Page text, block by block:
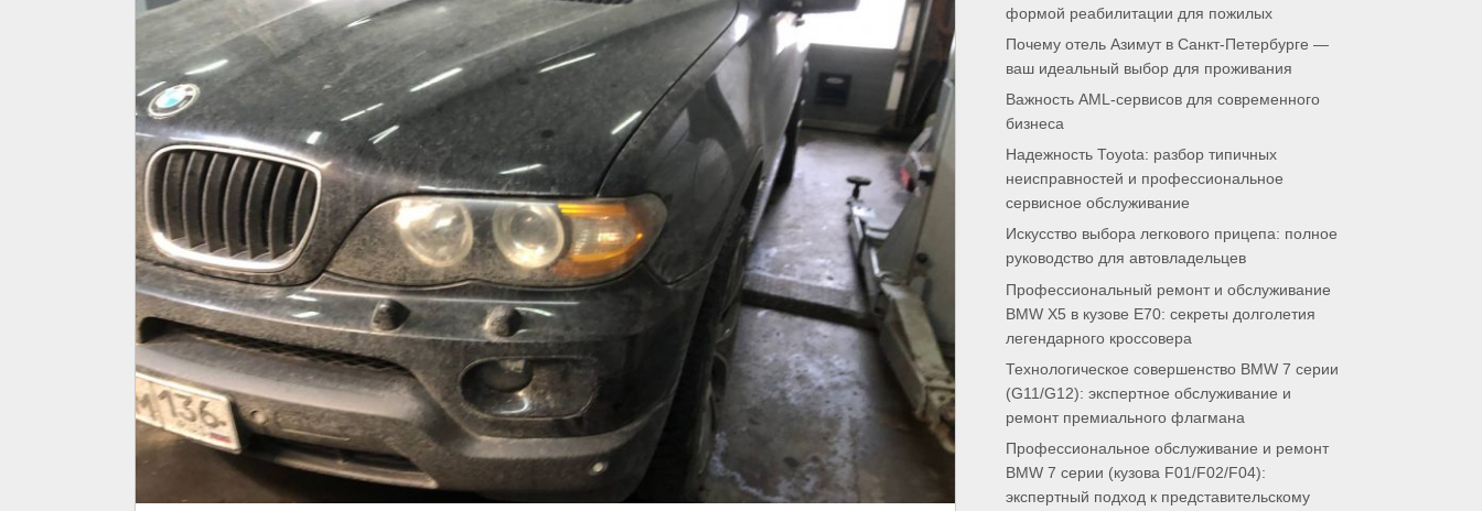
формой реабилитации для пожилых
Почему отель Азимут в Санкт-Петербурге —
ваш идеальный выбор для проживания
Важность AML-сервисов для современного
бизнеса
Надежность Toyota: разбор типичных
неисправностей и профессиональное
сервисное обслуживание
Искусство выбора легкового прицепа: полное
руководство для автовладельцев
Профессиональный ремонт и обслуживание
BMW X5 в кузове E70: секреты долголетия
легендарного кроссовера
Технологическое совершенство BMW 7 серии
(G11/G12): экспертное обслуживание и
ремонт премиального флагмана
Профессиональное обслуживание и ремонт
BMW 7 серии (кузова F01/F02/F04):
экспертный подход к представительскому